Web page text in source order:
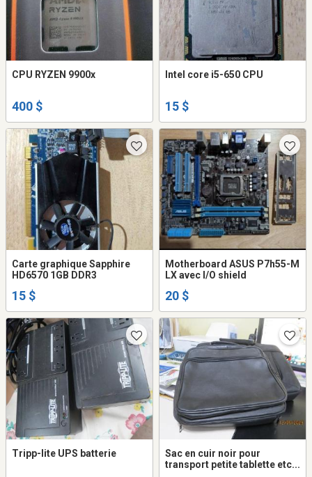
CPU RYZEN 9900x
400 $
Intel core i5-650 CPU
15 $
Carte graphique Sapphire
HD6570 1GB DDR3
15 $
Motherboard ASUS P7h55-M
LX avec I/O shield
20 $
Tripp-lite UPS batterie
Sac en cuir noir pour
transport petite tablette etc...